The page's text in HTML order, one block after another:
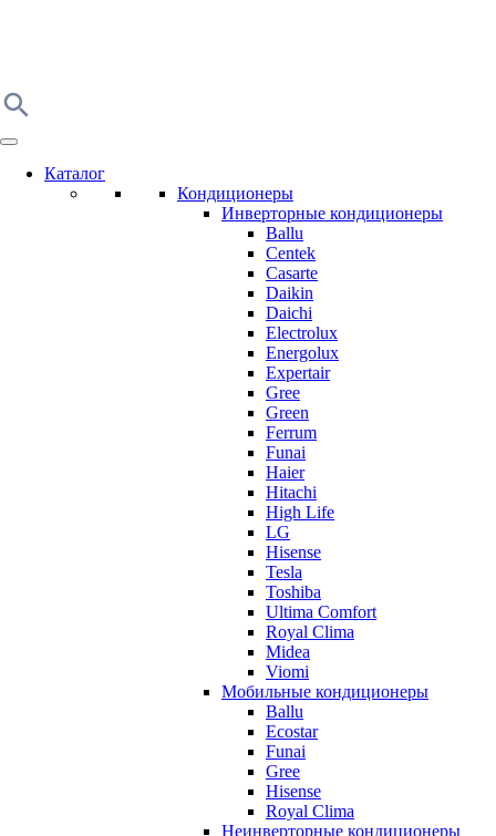
Каталог
Кондиционеры
Инверторные кондиционеры
Ballu
Centek
Casarte
Daikin
Daichi
Electrolux
Energolux
Expertair
Gree
Green
Ferrum
Funai
Haier
Hitachi
High Life
LG
Hisense
Tesla
Toshiba
Ultima Comfort
Royal Clima
Midea
Viomi
Мобильные кондиционеры
Ballu
Ecostar
Funai
Gree
Hisense
Royal Clima
Неинверторные кондиционеры